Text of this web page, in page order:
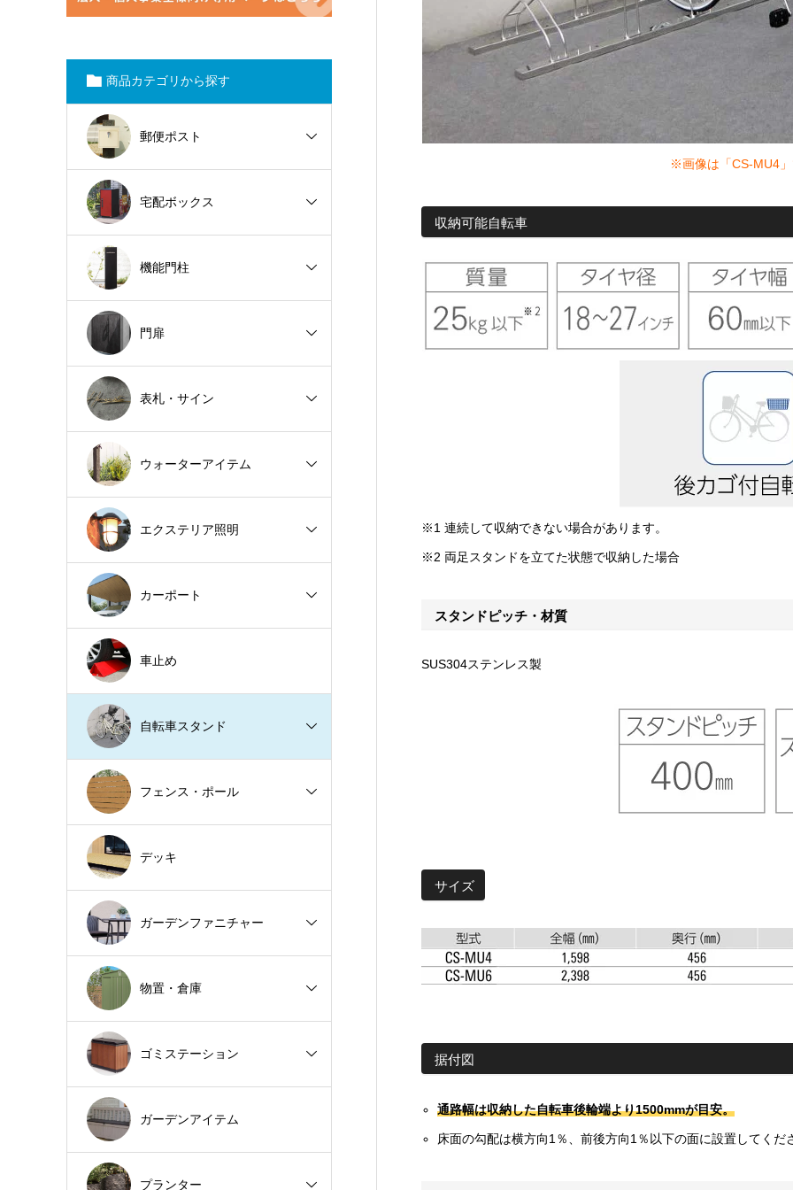
※画像は「CS-MU4
収納可能自転車
※1 連続して収納できない場合があります。
※2 両足スタンドを立てた状態で収納した場合
スタンドピッチ・材質
SUS304ステンレス製
サイズ
据付図
通路幅は収納した自転車後輪端より1500mmが目安。
床面の勾配は横方向1％、前後方向1％以下の面に設置してくだ
商品カテゴリから探す
郵便ポスト
宅配ボックス
機能門柱
門扉
表札・サイン
ウォーターアイテム
エクステリア照明
カーポート
車止め
自転車スタンド
フェンス・ポール
デッキ
ガーデンファニチャー
物置・倉庫
ゴミステーション
ガーデンアイテム
プランター